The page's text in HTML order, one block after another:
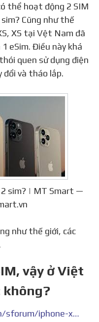
thể hoạt động 2 SIM
Cũng như thế
XS tại Vệt Nam đã
eSim. Điều này khá
quen sử dụng điện
đổi và tháo lắp.
2 sim? | MT Smart —
như thế giới, các
vậy ở Việt
không?
https://cellphones.com.vn/sforum/iphone-xs-co-2-sim-vay-o-viet-nam-co-dung-duoc-khong